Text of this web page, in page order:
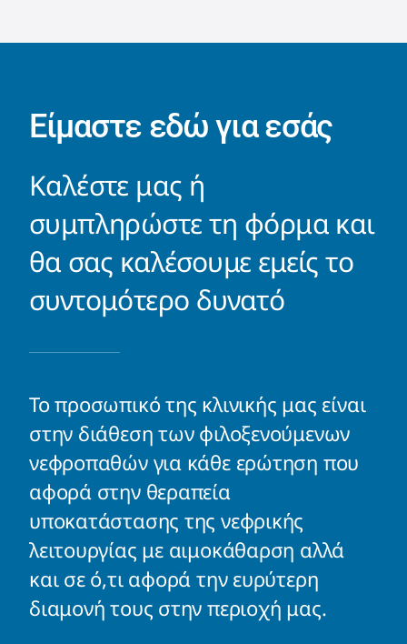
Είμαστε εδώ για εσάς
Καλέστε μας ή
συμπληρώστε τη φόρμα και
θα σας καλέσουμε εμείς το
συντομότερο δυνατό
Το προσωπικό της κλινικής μας είναι
στην διάθεση των φιλοξενούμενων
νεφροπαθών για κάθε ερώτηση που
αφορά στην θεραπεία
υποκατάστασης της νεφρικής
λειτουργίας με αιμοκάθαρση αλλά
και σε ό,τι αφορά την ευρύτερη
διαμονή τους στην περιοχή μας.